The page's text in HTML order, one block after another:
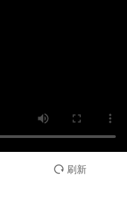
 刷新